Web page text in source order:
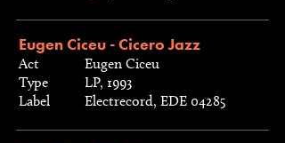
Eugen Ciceu - Cicero Jazz
Act
Eugen Ciceu
Type
LP, 1993
Label
Electrecord, EDE 04285